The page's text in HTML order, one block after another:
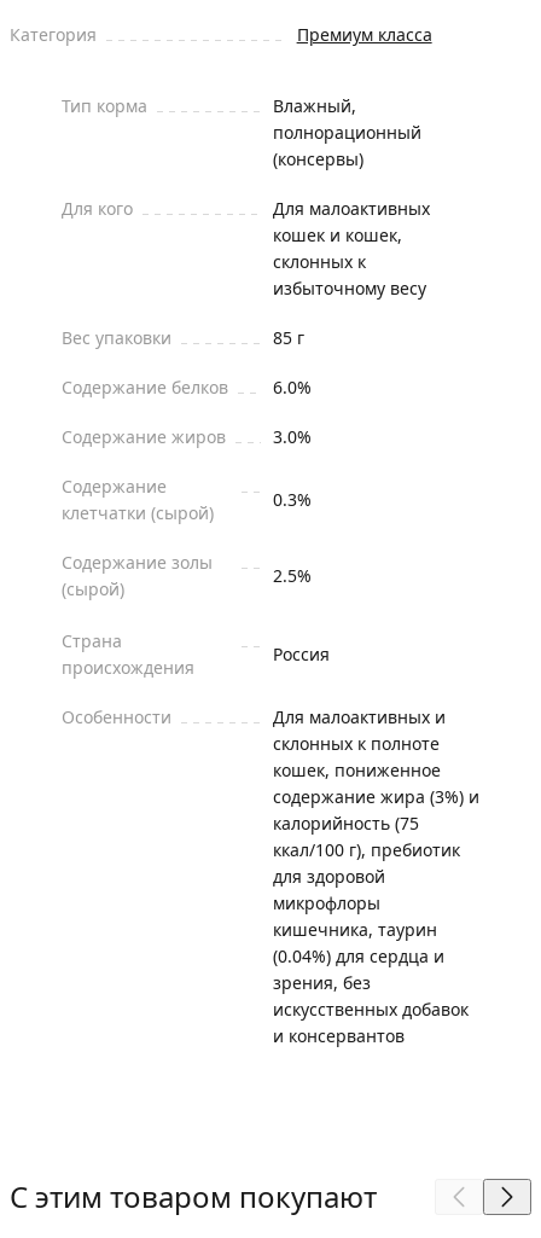
Категория Премиум класса
Тип корма
Влажный,
полнорационный
(консервы)
Для кого
Для малоактивных
кошек и кошек,
склонных к
избыточному весу
Вес упаковки 85 г
Содержание белков 6.0%
Содержание жиров 3.0%
Содержание
клетчатки (сырой)
0.3%
Содержание золы
(сырой)
2.5%
Страна
происхождения
Россия
Особенности
Для малоактивных и
склонных к полноте
кошек, пониженное
содержание жира (3%) и
калорийность (75
ккал/100 г), пребиотик
для здоровой
микрофлоры
кишечника, таурин
(0.04%) для сердца и
зрения, без
искусственных добавок
и консервантов
С этим товаром покупают